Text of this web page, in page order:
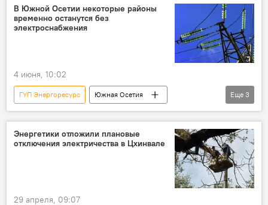
Энергоснабжение Южной Осетии
энергетика
Правительство Южной Осетии
В Южной Осетии некоторые районы
временно останутся без
электроснабжения
4 июня, 10:02
ГУП Энергоресурс
Южная Осетия
Новости
Энергоснабжение Южной Осетии
энергоснабжение
Еще 3
Энергетики отложили плановые
отключения электричества в Цхинвале
29 апреля, 09:07